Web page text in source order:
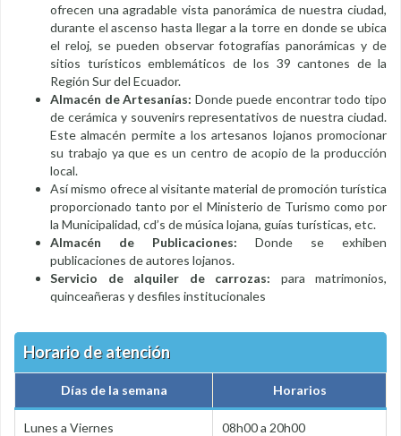
ofrecen una agradable vista panorámica de nuestra ciudad,
durante el ascenso hasta llegar a la torre en donde se ubica
el reloj, se pueden observar fotografías panorámicas y de
sitios turísticos emblemáticos de los 39 cantones de la
Región Sur del Ecuador.
Almacén de Artesanías: Donde puede encontrar todo tipo
de cerámica y souvenirs representativos de nuestra ciudad.
Este almacén permite a los artesanos lojanos promocionar
su trabajo ya que es un centro de acopio de la producción
local.
Así mismo ofrece al visitante material de promoción turística
proporcionado tanto por el Ministerio de Turismo como por
la Municipalidad, cd’s de música lojana, guías turísticas, etc.
Almacén de Publicaciones: Donde se exhiben
publicaciones de autores lojanos.
Servicio de alquiler de carrozas: para matrimonios,
quinceañeras y desfiles institucionales
Horario de atención
Días de la semana Horarios
Lunes a Viernes 08h00 a 20h00